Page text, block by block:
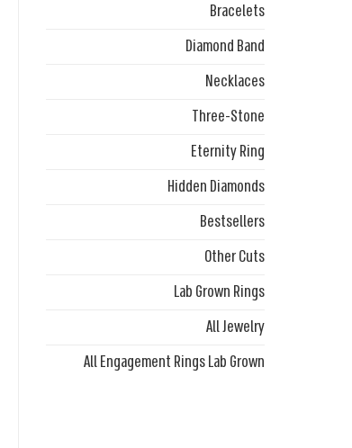
Bracelets
Diamond Band
Necklaces
Three-Stone
Eternity Ring
Hidden Diamonds
Bestsellers
Other Cuts
Lab Grown Rings
All Jewelry
All Engagement Rings Lab Grown